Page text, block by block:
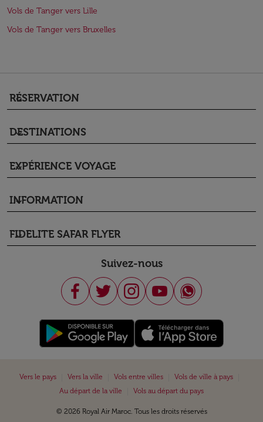
Vols de Tanger vers Lille
Vols de Tanger vers Bruxelles
RÉSERVATION
keyboard_arrow_down
DESTINATIONS
keyboard_arrow_down
EXPÉRIENCE VOYAGE
keyboard_arrow_down
INFORMATION
keyboard_arrow_down
FIDELITE SAFAR FLYER
keyboard_arrow_down
Suivez-nous
Vers le pays Vers la ville Vols entre villes Vols de ville à pays
Au départ de la ville
Vols au départ du pays
© 2026 Royal Air Maroc. Tous les droits réservés